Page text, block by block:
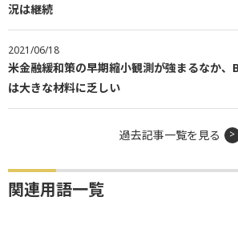
況は継続
2021/06/18
米金融緩和策の早期縮小観測が強まるなか、
は大きな材料に乏しい
過去記事一覧を見る
関連用語一覧